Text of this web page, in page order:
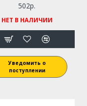
502р.
НЕТ В НАЛИЧИИ
Уведомить о
поступлении